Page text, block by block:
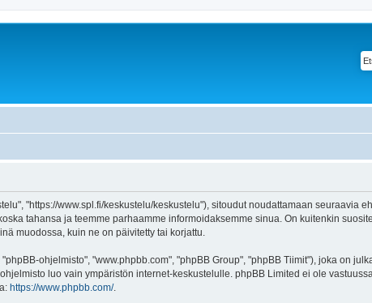
"https://www.spl.fi/keskustelu/keskustelu"), sitoudut noudattamaan seuraavia
tahansa ja teemme parhaamme informoidaksemme sinua. On kuitenkin
muodossa, kuin ne on päivitetty tai korjattu.
ohjelmisto", "www.phpbb.com", "phpBB Group", "phpBB Tiimit"), joka on
luo vain ympäristön internet-keskustelulle. phpBB Limited ei ole
https://www.phpbb.com/.